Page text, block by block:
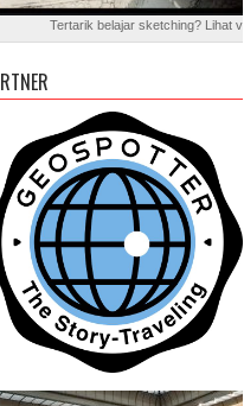
Tertarik belajar sketching? Lihat